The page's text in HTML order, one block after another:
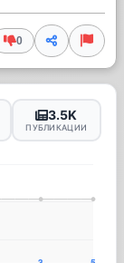
0
3.5K
ПУБЛИКАЦИИ